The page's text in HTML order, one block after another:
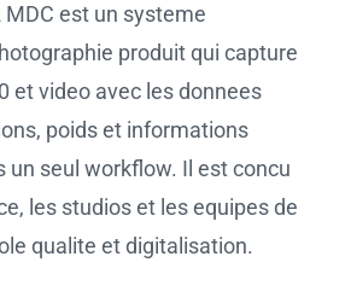
MDC est un systeme
produit qui capture
et video avec les donnees
poids et informations
un seul workflow. Il est concu
les studios et les equipes de
qualite et digitalisation.